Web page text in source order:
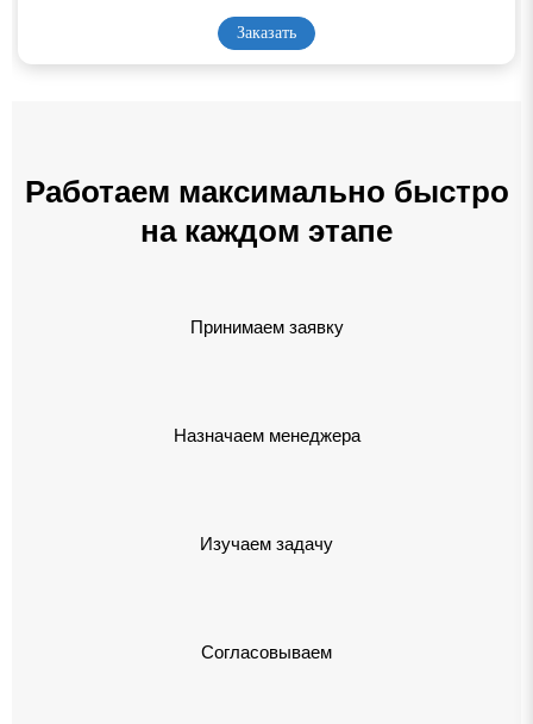
Заказать
Работаем максимально быстро
на каждом этапе
Принимаем заявку
Назначаем менеджера
Изучаем задачу
Согласовываем